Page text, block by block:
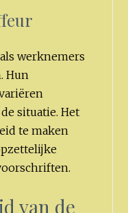
werknemers
Hun
situatie. Het
te maken
van de